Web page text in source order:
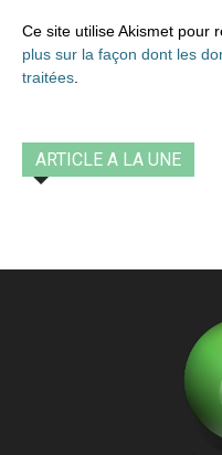
Ce site utilise Akismet pour
plus sur la façon dont les
traitées.
ARTICLE A LA UNE